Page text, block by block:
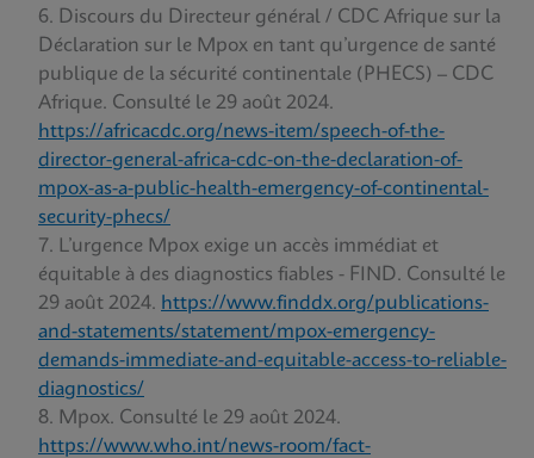
Discours du Directeur général / CDC Afrique sur la
Déclaration sur le Mpox en tant qu’urgence de santé
publique de la sécurité continentale (PHECS) – CDC
Afrique. Consulté le 29 août 2024.
https://africacdc.org/news-item/speech-of-the-
director-general-africa-cdc-on-the-declaration-of-
mpox-as-a-public-health-emergency-of-continental-
security-phecs/
L’urgence Mpox exige un accès immédiat et
équitable à des diagnostics fiables - FIND. Consulté le
29 août 2024. https://www.finddx.org/publications-
and-statements/statement/mpox-emergency-
demands-immediate-and-equitable-access-to-reliable-
diagnostics/
Mpox. Consulté le 29 août 2024.
https://www.who.int/news-room/fact-